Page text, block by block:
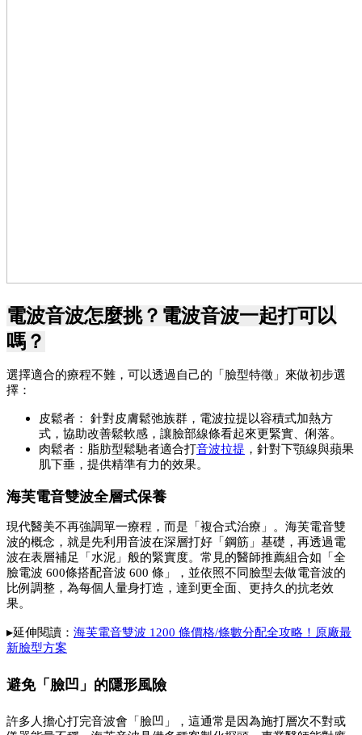
電波音波怎麼挑？電波音波一起打可以
嗎？
選擇適合的療程不難，可以透過自己的「臉型特徵」來做初步選
擇：
皮鬆者： 針對皮膚鬆弛族群，電波拉提以容積式加熱方
式，協助改善鬆軟感，讓臉部線條看起來更緊實、俐落。
肉鬆者：脂肪型鬆馳者適合打音波拉提 ，針對下顎線與蘋果
肌下垂，提供精準有力的效果。
海芙電音雙波全層式保養
現代醫美不再強調單一療程，而是「複合式治療」。海芙電音雙
波的概念，就是先利用音波在深層打好「鋼筋」基礎，再透過電
波在表層補足「水泥」般的緊實度。常見的醫師推薦組合如「全
臉電波 600條搭配音波 600 條」，並依照不同臉型去做電音波的
比例調整，為每個人量身打造，達到更全面、更持久的抗老效
果。
▸延伸閱讀： 海芙電音雙波 1200 條價格/條數分配全攻略！原廠最
新臉型方案
避免「臉凹」的隱形風險
許多人擔心打完音波會「臉凹」，這通常是因為施打層次不對或